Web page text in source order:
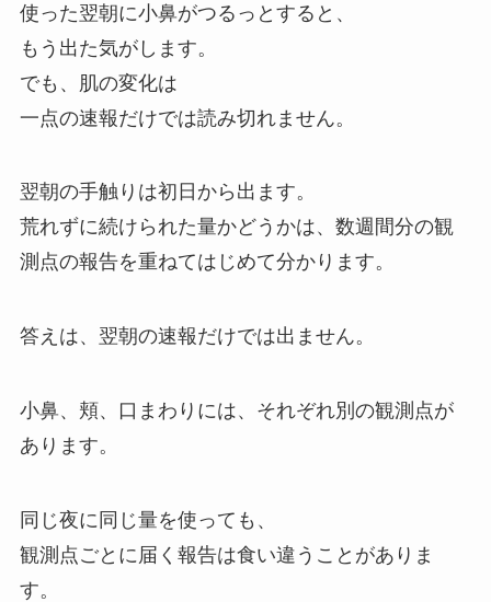
使った翌朝に小鼻がつるっとすると、
もう出た気がします。
でも、肌の変化は
一点の速報だけでは読み切れません。
翌朝の手触りは初日から出ます。
荒れずに続けられた量かどうかは、数週間分の観
測点の報告を重ねてはじめて分かります。
答えは、翌朝の速報だけでは出ません。
小鼻、頬、口まわりには、それぞれ別の観測点が
あります。
同じ夜に同じ量を使っても、
観測点ごとに届く報告は食い違うことがありま
す。